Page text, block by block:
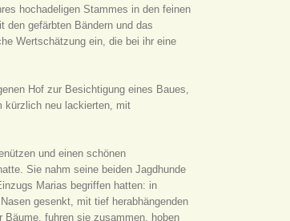
hochadeligen Stammes in den feinen
den gefärbten Bändern und das
Wertschätzung ein, die bei ihr eine
Hof zur Besichtigung eines Baues,
kürzlich neu lackierten, mit
und einen schönen
Sie nahm seine beiden Jagdhunde
Marias begriffen hatten: in
gesenkt, mit tief herabhängenden
Bäume, fuhren sie zusammen, hoben